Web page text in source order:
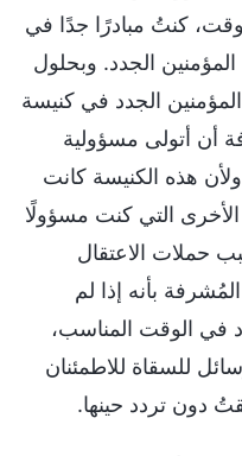
كنتُ مبادرًا جدًا في
الجدد. وبحلول
زاد عدد المؤمنين الجدد في كنيسة
أن أتولى مسؤولية
هذه الكنيسة كانت
التي كنت مسؤولًا
حملات الاعتقال
بأنه إذا لم
في الوقت المناسب،
للسقاة للاطمئنان
دون تردد حينها.